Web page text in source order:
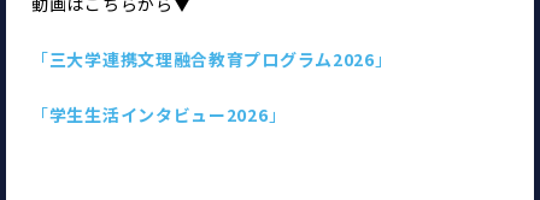
「三大学連携文理融合教育プログラム2026 」
「学生生活インタビュー2026 」